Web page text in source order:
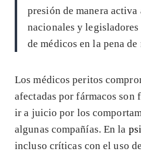
presión de manera activa
nacionales y
de médicos en la pena de
Los médicos peritos
afectadas por fármacos son
ir a juicio por los
algunas compañías. En la
incluso críticas con el uso